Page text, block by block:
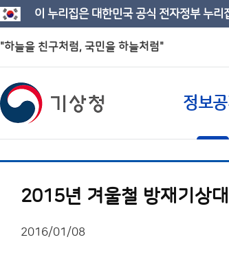
이 누리집은 대한민국 공식 전자정부 누리
"하늘을 친구처럼, 국민을 하늘처럼"
정보
2015년 겨울철 방재기상
2016/01/08